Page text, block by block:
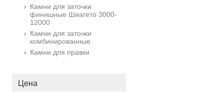
Камни для заточки
финишные Шиагето 3000-
12000
Камни для заточки
комбинированные
Камни для правки
Цена